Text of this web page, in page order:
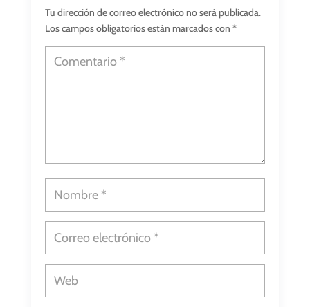
Tu dirección de correo electrónico no será publicada.
Los campos obligatorios están marcados con *